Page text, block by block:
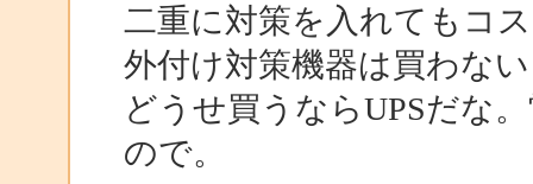
二重に対策を入れてもコ
外付け対策機器は買わない
どうせ買うならUPSだな
ので。